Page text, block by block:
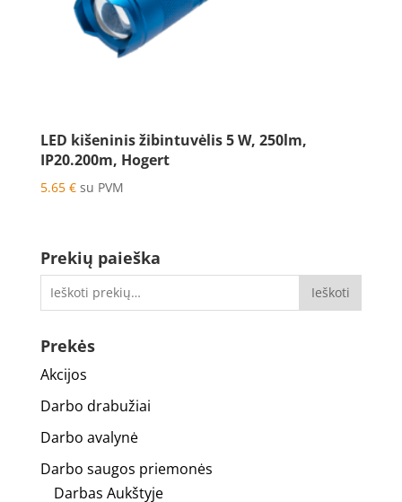
LED kišeninis žibintuvėlis 5 W, 250lm,
IP20.200m, Hogert
5.65 € su PVM
Prekių paieška
Ieškoti
Prekės
Akcijos
Darbo drabužiai
Darbo avalynė
Darbo saugos priemonės
Darbas Aukštyje